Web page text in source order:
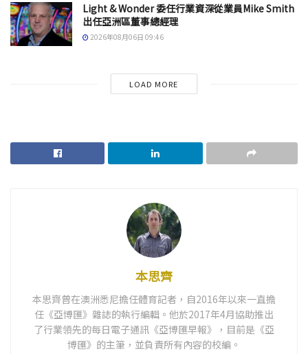
Light & Wonder 委任行業資深從業員Mike Smith
出任亞洲區董事總經理
2026年08月06日 09:46
LOAD MORE
本思齊
本思齊曾在澳洲悉尼擔任體育記者，自2016年以來一直擔
任《亞博匯》雜誌的執行編輯。他於2017年4月協助推出
了行業領先的每日電子通訊《亞博匯早報》，目前是《亞
博匯》的主筆，並負責所有內容的校編。